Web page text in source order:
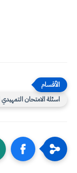
اسئلة الامتحان التمهيدي